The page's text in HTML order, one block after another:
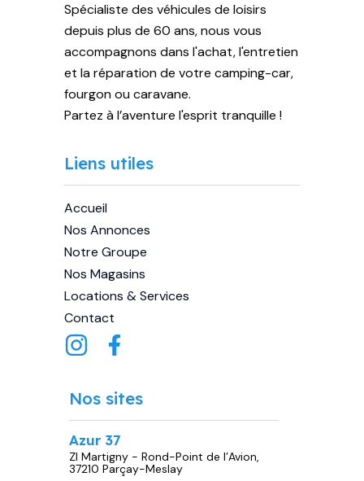
Spécialiste des véhicules de loisirs
depuis plus de 60 ans, nous vous
accompagnons dans l'achat, l'entretien
et la réparation de votre camping-car,
fourgon ou caravane.
Partez à l’aventure l'esprit tranquille !
Liens utiles
Accueil
Nos Annonces
Notre Groupe
Nos Magasins
Locations & Services
Contact
Nos sites
Azur 37
ZI Martigny - Rond-Point de l’Avion,
37210 Parçay-Meslay